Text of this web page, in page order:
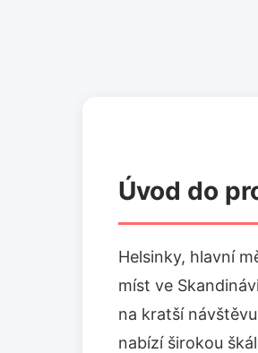
Úvod do
Helsinky, hlavní
míst ve
na kratší
nabízí širokou